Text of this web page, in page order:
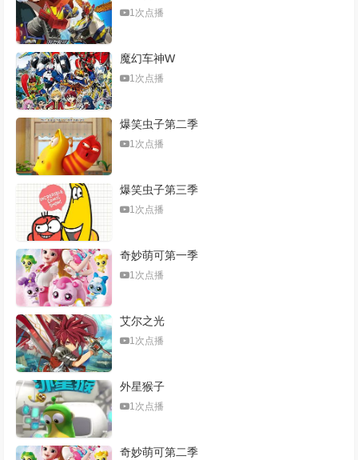
1次点播
魔幻车神W
1次点播
爆笑虫子第二季
1次点播
爆笑虫子第三季
1次点播
奇妙萌可第一季
1次点播
艾尔之光
1次点播
外星猴子
1次点播
奇妙萌可第二季